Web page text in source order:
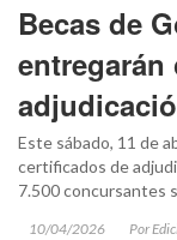
Becas de
Este sábado, 11 de
certificados de
7.500 concursantes
10/04/2026 Por